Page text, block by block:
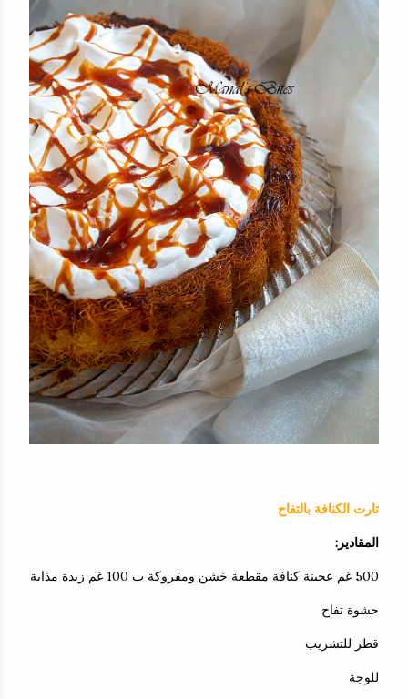
تارت الكنافة بالتفاح
المقادير:
500 غم عجينة كنافة مقطعة خشن ومفروكة ب 100 غم زبدة مذابة
حشوة تفاح
قطر للتشريب
للوجة